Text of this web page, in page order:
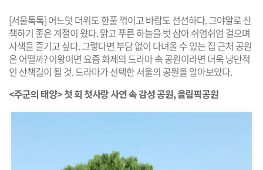
털 R
L
복
사
유
하
기
크
게
변
경
하
기
작
게
변
경
하
[서울톡톡] 어느덧 더위도 한풀 꺾이고 바람도 선선하다. 그야말로 산
책하기 좋은 계절이 왔다. 맑고 푸른 하늘을 벗 삼아 쉬엄쉬엄 걸으며
사색을 즐기고 싶다. 그렇다면 부담 없이 다녀올 수 있는 집 근처 공원
은 어떨까? 이왕이면 요즘 화제의 드라마 속 공원이라면 더욱 낭만적
인 산책길이 될 것. 드라마가 선택한 서울의 공원을 알아보았다.
<주군의 태양> 첫 회 첫사랑 사연 속 감성 공원, 올림픽공원